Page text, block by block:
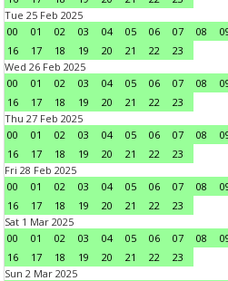
Tue 25 Feb 2025
00
01 02 03 04 05 06 07 08
16
17 18 19 20 21 22
23
Wed 26 Feb 2025
00
01 02 03 04 05 06 07 08
16
17 18 19 20 21 22
23
Thu 27 Feb 2025
00
01 02 03 04 05 06 07 08
16
17 18 19 20 21 22
23
Fri 28 Feb 2025
00
01 02 03 04 05 06 07 08
16
17 18 19 20 21 22
23
Sat 1 Mar 2025
00
01 02 03 04 05 06 07 08
16
17 18 19 20 21 22
23
Sun 2 Mar 2025